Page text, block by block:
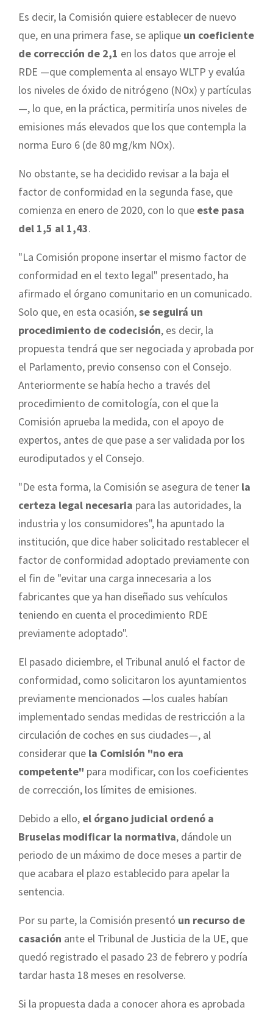
Es decir, la Comisión quiere establecer de nuevo
que, en una primera fase, se aplique un coeficiente
de corrección de 2,1 en los datos que arroje el
RDE —que complementa al ensayo WLTP y evalúa
los niveles de óxido de nitrógeno (NOx) y partículas
—, lo que, en la práctica, permitiría unos niveles de
emisiones más elevados que los que contempla la
norma Euro 6 (de 80 mg/km NOx).
No obstante, se ha decidido revisar a la baja el
factor de conformidad en la segunda fase, que
comienza en enero de 2020, con lo que este pasa
del 1,5 al 1,43.
"La Comisión propone insertar el mismo factor de
conformidad en el texto legal" presentado, ha
afirmado el órgano comunitario en un comunicado.
Solo que, en esta ocasión,se seguirá un
procedimiento de codecisión, es decir, la
propuesta tendrá que ser negociada y aprobada por
el Parlamento, previo consenso con el Consejo.
Anteriormente se había hecho a través del
procedimiento de comitología, con el que la
Comisión aprueba la medida, con el apoyo de
expertos, antes de que pase a ser validada por los
eurodiputados y el Consejo.
"De esta forma, la Comisión se asegura de tener la
certeza legal necesaria para las autoridades, la
industria y los consumidores", ha apuntado la
institución, que dice haber solicitado restablecer el
factor de conformidad adoptado previamente con
el fin de "evitar una carga innecesaria a los
fabricantes que ya han diseñado sus vehículos
teniendo en cuenta el procedimiento RDE
previamente adoptado".
El pasado diciembre, el Tribunal anuló el factor de
conformidad, como solicitaron los ayuntamientos
previamente mencionados —los cuales habían
implementado sendas medidas de restricción a la
circulación de coches en sus ciudades—, al
considerar que la Comisión "no era
competente" para modificar, con los coeficientes
de corrección, los límites de emisiones.
Debido a ello, el órgano judicial ordenó a
Bruselas modificar la normativa, dándole un
periodo de un máximo de doce meses a partir de
que acabara el plazo establecido para apelar la
sentencia.
Por su parte, la Comisión presentó un recurso de
casación ante el Tribunal de Justicia de la UE, que
quedó registrado el pasado 23 de febrero y podría
tardar hasta 18 meses en resolverse.
Si la propuesta dada a conocer ahora es aprobada